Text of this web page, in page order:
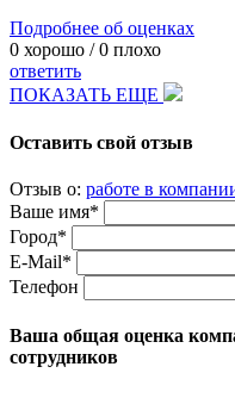
Подробнее об оценках
0 хорошо /0 плохо
ответить
ПОКАЗАТЬ ЕЩЕ
Оставить свой отзыв
Отзыв о: работе в
Ваше имя*
Город*
E-Mail*
Телефон
Ваша общая оценка
сотрудников